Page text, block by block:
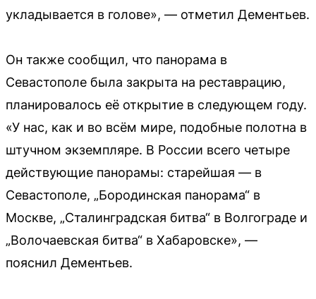
укладывается в голове», — отметил Дементьев.
Он также сообщил, что панорама в
Севастополе была закрыта на реставрацию,
планировалось её открытие в следующем году.
«У нас, как и во всём мире, подобные полотна в
штучном экземпляре. В России всего четыре
действующие панорамы: старейшая — в
Севастополе, „Бородинская панорама“ в
Москве, „Сталинградская битва“ в Волгограде и
„Волочаевская битва“ в Хабаровске», —
пояснил Дементьев.